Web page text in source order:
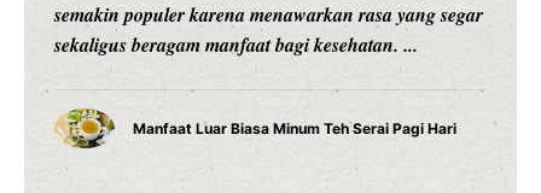
memiliki minat, kemampuan, karakter, kecepatan
belajar, dan cara memahami sesuatu yang berbeda-
beda. Karena ...
Cara Belajar yang Tepat Anak Tumbuh Sesuai
Potensinya